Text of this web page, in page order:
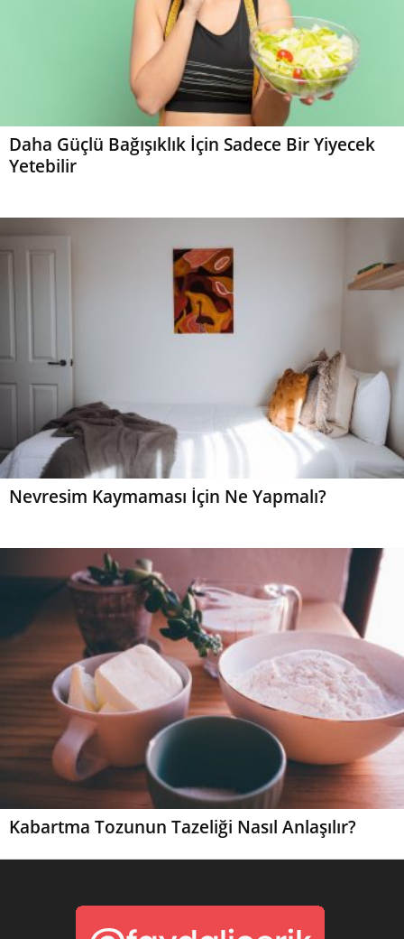
Daha Güçlü Bağışıklık İçin Sadece Bir Yiyecek
Yetebilir
Nevresim Kaymaması İçin Ne Yapmalı?
Kabartma Tozunun Tazeliği Nasıl Anlaşılır?